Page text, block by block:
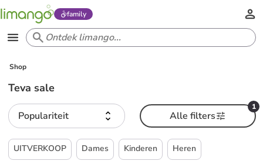
family
Shop
Teva sale
Populariteit
1
Alle filters
UITVERKOOP Dames Kinderen Heren